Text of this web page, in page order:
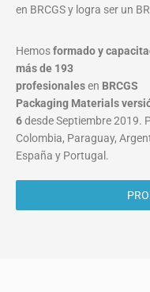
en BRCGS y logra ser un
Hemosformado y
más de 193
profesionalesen BRCGS
Packaging Materials
6desde Septiembre 2019.
Colombia, Paraguay,
España y Portugal.